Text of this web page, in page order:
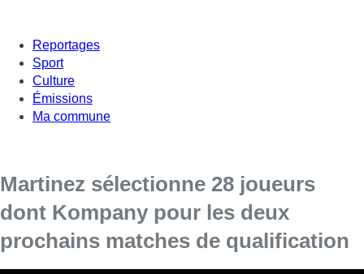
Reportages
Sport
Culture
Émissions
Ma commune
Martinez sélectionne 28 joueurs
dont Kompany pour les deux
prochains matches de qualification